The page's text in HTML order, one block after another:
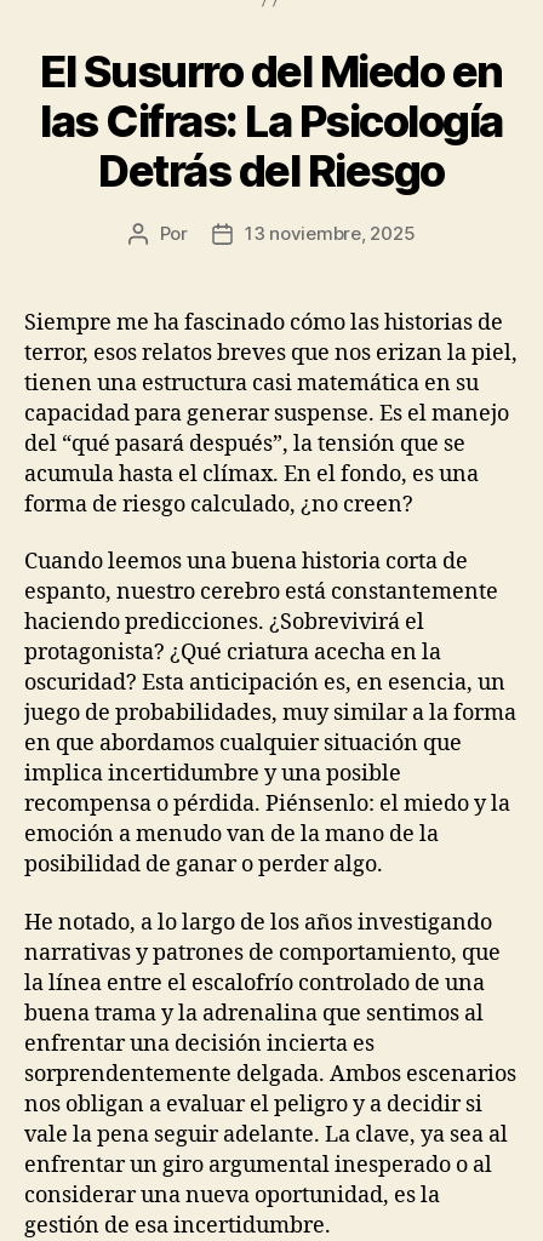
El Susurro del Miedo en
las Cifras: La Psicología
Detrás del Riesgo
Autor
publicación
Por
Fecha
publicación
13 noviembre, 2025
Siempre me ha fascinado cómo las historias de
terror, esos relatos breves que nos erizan la piel,
tienen una estructura casi matemática en su
capacidad para generar suspense. Es el manejo
del “qué pasará después”, la tensión que se
acumula hasta el clímax. En el fondo, es una
forma de riesgo calculado, ¿no creen?
Cuando leemos una buena historia corta de
espanto, nuestro cerebro está constantemente
haciendo predicciones. ¿Sobrevivirá el
protagonista? ¿Qué criatura acecha en la
oscuridad? Esta anticipación es, en esencia, un
juego de probabilidades, muy similar a la forma
en que abordamos cualquier situación que
implica incertidumbre y una posible
recompensa o pérdida. Piénsenlo: el miedo y la
emoción a menudo van de la mano de la
posibilidad de ganar o perder algo.
He notado, a lo largo de los años investigando
narrativas y patrones de comportamiento, que
la línea entre el escalofrío controlado de una
buena trama y la adrenalina que sentimos al
enfrentar una decisión incierta es
sorprendentemente delgada. Ambos escenarios
nos obligan a evaluar el peligro y a decidir si
vale la pena seguir adelante. La clave, ya sea al
enfrentar un giro argumental inesperado o al
considerar una nueva oportunidad, es la
gestión de esa incertidumbre.